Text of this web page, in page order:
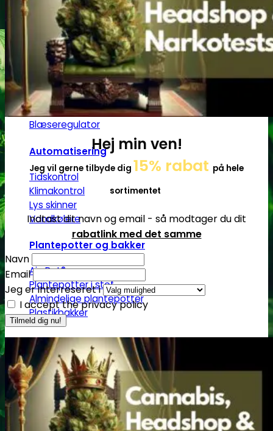
Gødning
Biobizz
Ventilation
Blæsere
Ventilationsrør -og slanger
Blæseregulator
Automatisering
Tidskontrol
Klimakontrol
Lys skinner
Vandkølere
Plantepotter og bakker
Air-Pot®
Plantepotter i stof
Almindelige plantepotter
Plastikbakker
Reflektorer & tilbehør
HPS/MH/CFL
Refleksivt mylar/folie
Forspiring og plantestart
Hej min ven!
Jeg vil gerne tilbyde dig 15% rabat på hele
sortimentet
Indtast dit navn og email - så modtager du dit
rabatlink med det samme
Navn
Email
Jeg er interreseret i
I accept the privacy policy